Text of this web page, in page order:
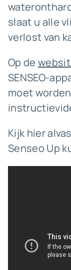
slaat u alle
verlost van
Op de
SENSEO-
moet
Kijk hier
Senseo Up